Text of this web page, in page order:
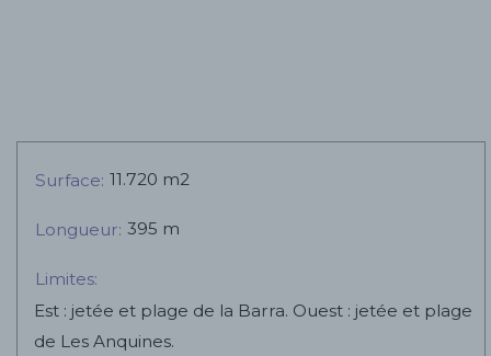
Surface: 11.720 m2
Longueur: 395 m
Limites:
Est : jetée et plage de la Barra. Ouest : jetée et plage
de Les Anquines.